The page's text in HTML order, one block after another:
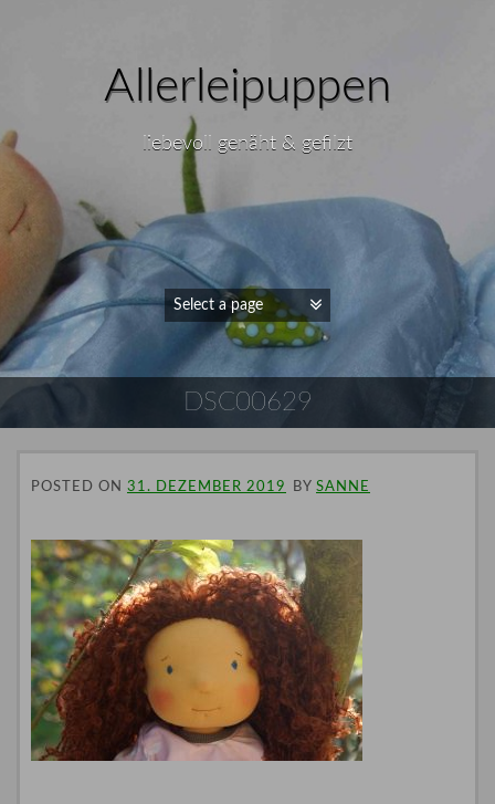
Allerleipuppen
liebevoll genäht & gefilzt
DSC00629
POSTED ON 31. DEZEMBER 2019 BY SANNE